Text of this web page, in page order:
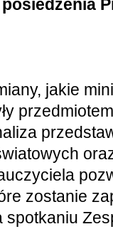
posiedzenia
jakie
zostanie
spotkaniu